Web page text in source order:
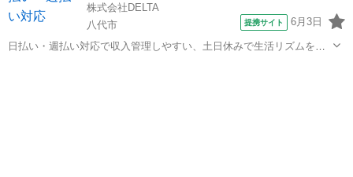
株式会社DELTA
八代市
提携サイト 6月3日
日払い・週払い対応で収入管理しやすい、土日休みで生活リズムを保